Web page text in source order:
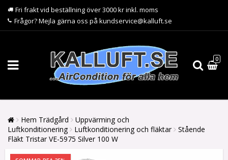
Fri frakt vid beställning över 3000 kr inkl. moms
Frågor? Mejla gärna oss på kundservice@kalluft.se
0
Hem Trädgård
Uppvärming och
Luftkonditionering
Luftkonditionering och fläktar
Stående
Fläkt Tristar VE-5975 Silver 100 W